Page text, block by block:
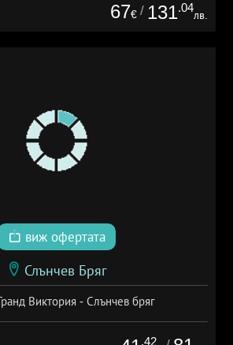
67€ / 131.04
лв.
виж офертата
Слънчев Бряг
Виктория - Слънчев бряг
.42